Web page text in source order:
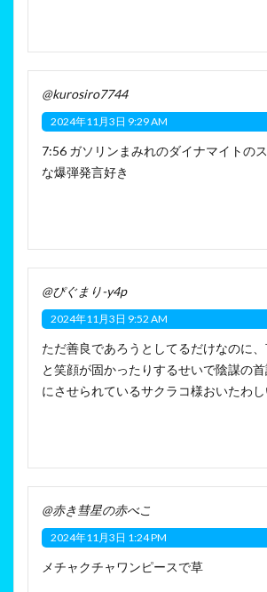
@kurosiro7744
2024年11月3日 9:29 AM
7:56 ガソリンまみれのダイナマイトの
な爆弾発言好き
@ぴぐまり-y4p
2024年11月3日 9:52 AM
ただ善良であろうとしてるだけなのに
と笑顔が固かったりするせいで陰謀の
にさせられているサクラコ様おいたわ
@赤き彗星の赤べこ
2024年11月3日 1:24 PM
メチャクチャワンピースで草